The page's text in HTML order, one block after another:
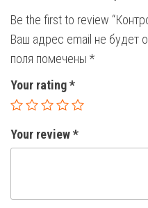
Be the first to review
Ваш адрес email не будет
поля помечены *
Your rating*
Your review*